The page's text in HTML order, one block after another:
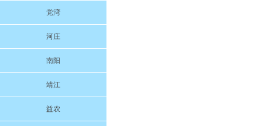
党湾
河庄
南阳
靖江
益农